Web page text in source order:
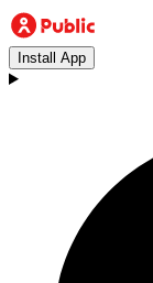
Install App